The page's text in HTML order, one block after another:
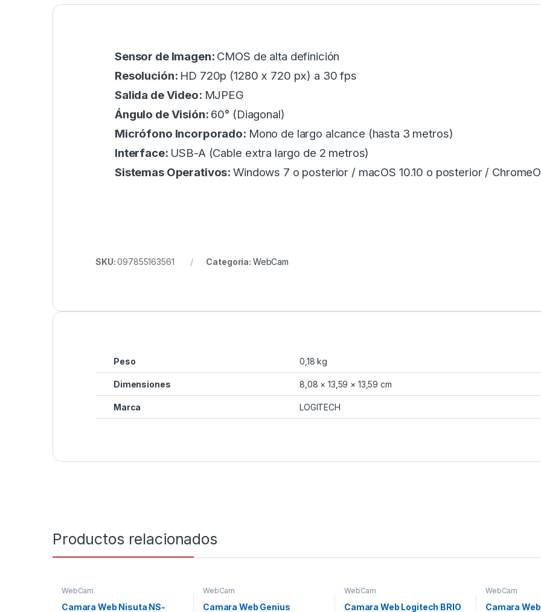
Sensor de Imagen: CMOS de alta definición
Resolución: HD 720p (1280 x 720 px) a 30 fps
Salida de Video: MJPEG
Ángulo de Visión: 60° (Diagonal)
Micrófono Incorporado: Mono de largo alcance (hasta 3 metros)
Interface: USB-A (Cable extra largo de 2 metros)
Sistemas Operativos:Windows 7 o posterior / macOS 10.10 o posterior /
SKU:097855163561 Categoría: WebCam
Peso 0,18 kg
Dimensiones 8,08 × 13,59 × 13,59 cm
Marca LOGITECH
Productos relacionados
WebCam
Camara Web Nisuta NS-
WebCam
Camara Web Genius
WebCam
Camara Web Logitech BRIO
WebCam
Camara